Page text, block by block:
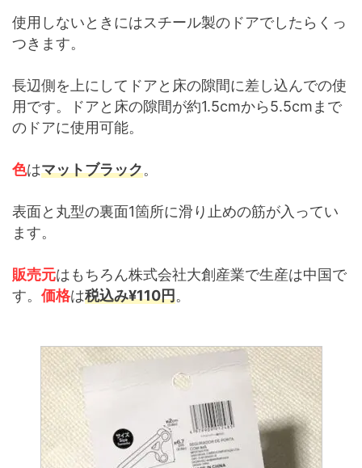
使用しないときにはスチール製のドアでしたらくっ
つきます。
長辺側を上にしてドアと床の隙間に差し込んでの使
用です。ドアと床の隙間が約1.5cmから5.5cmまで
のドアに使用可能。
色はマットブラック。
表面と丸型の裏面1箇所に滑り止めの筋が入ってい
ます。
販売元はもちろん株式会社大創産業で生産は中国で
す。 価格は税込み¥110円。